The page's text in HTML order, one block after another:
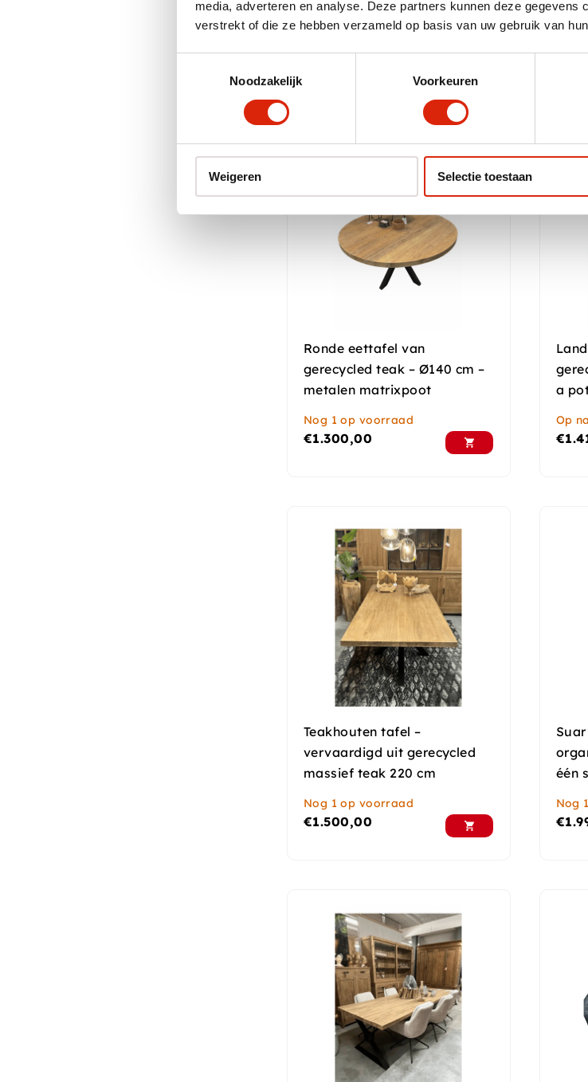
media, adverteren en analyse. Deze partners kunnen deze gegevens
verstrekt of die ze hebben verzameld op basis van uw gebruik van
Noodzakelijk
Voorkeuren
Weigeren Selectie toestaan
Kruispoot
Nog 1 op voorraad
€1.400,00 €
Ronde eettafel van
gerecycled teak – Ø140 cm –
metalen matrixpoot
Nog 1 op voorraad
€1.300,00
a
Op
€
Teakhouten tafel –
vervaardigd uit gerecycled
massief teak 220 cm
Nog 1 op voorraad
€1.500,00
één
Nog
€